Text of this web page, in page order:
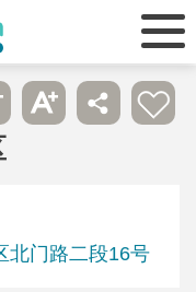
北门路二段16号